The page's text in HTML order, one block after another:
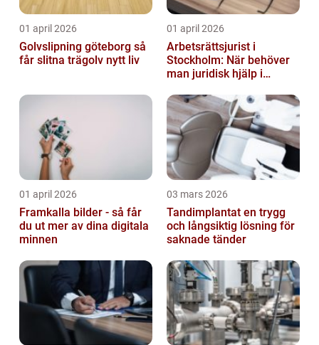
01 april 2026
Golvslipning göteborg så
får slitna trägolv nytt liv
01 april 2026
Arbetsrättsjurist i
Stockholm: När behöver
man juridisk hjälp i
01 april 2026
Framkalla bilder - så får
du ut mer av dina digitala
minnen
03 mars 2026
Tandimplantat en trygg
och långsiktig lösning för
saknade tänder